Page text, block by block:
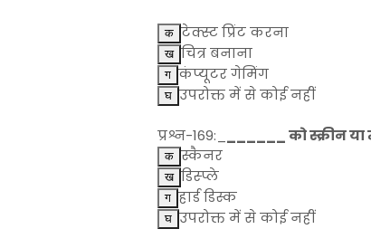
टेक्स्ट प्रिंट करना
चित्र बनाना
कंप्यूटर गेमिंग
उपरोक्त में से कोई नहीं
प्रश्न-169:_
______ को स्क्रीन
स्कैनर
डिस्प्ले
हार्ड डिस्क
उपरोक्त में से कोई नहीं